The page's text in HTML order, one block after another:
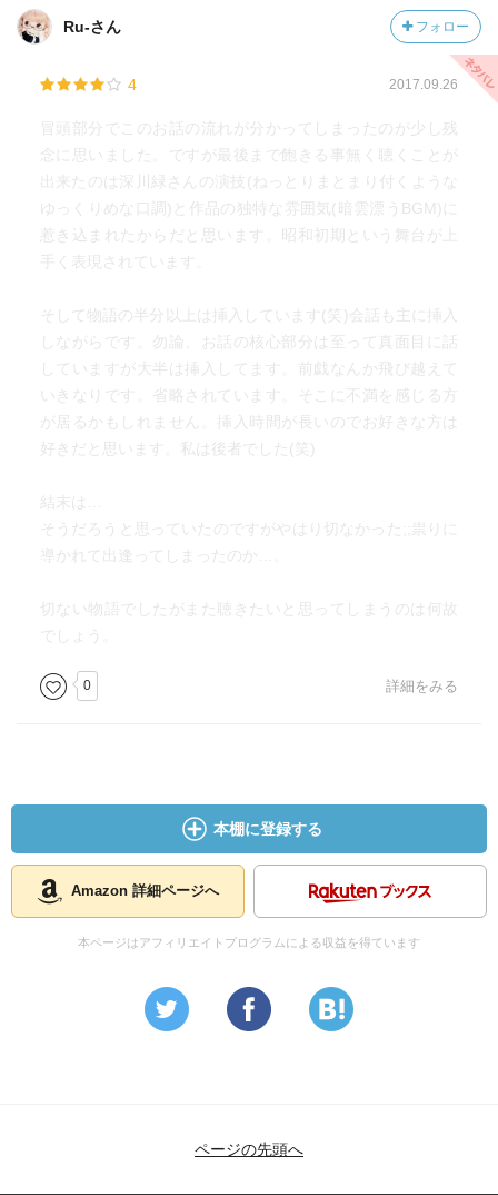
Ru-さん フォロー
4 2017.09.26
冒頭部分でこのお話の流れが分かってしまったのが少し残
念に思いました。ですが最後まで飽きる事無く聴くことが
出来たのは深川緑さんの演技(ねっとりまとまり付くような
ゆっくりめな口調)と作品の独特な雰囲気(暗雲漂うBGM)に
惹き込まれたからだと思います。昭和初期という舞台が上
手く表現されています。
そして物語の半分以上は挿入しています(笑)会話も主に挿入
しながらです。勿論、お話の核心部分は至って真面目に話
していますが大半は挿入してます。前戯なんか飛び越えて
いきなりです。省略されています。そこに不満を感じる方
が居るかもしれません。挿入時間が長いのでお好きな方は
好きだと思います。私は後者でした(笑)
結末は…
そうだろうと思っていたのですがやはり切なかった;;祟りに
導かれて出逢ってしまったのか…。
切ない物語でしたがまた聴きたいと思ってしまうのは何故
でしょう。
0 詳細をみる
本棚に登録する
Amazon 詳細ページへ
本ページはアフィリエイトプログラムによる収益を得ています
ページの先頭へ